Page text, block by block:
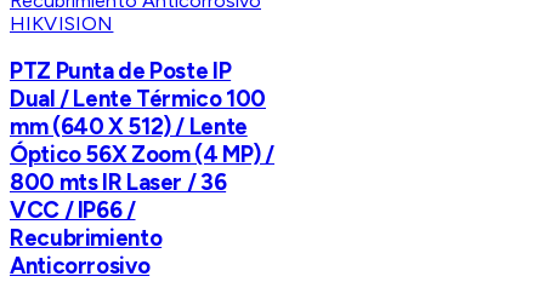
HIKVISION
PTZ Punta de Poste IP
Dual / Lente Térmico 100
mm (640 X 512) / Lente
Óptico 56X Zoom (4 MP) /
800 mts IR Laser / 36
VCC / IP66 /
Recubrimiento
Anticorrosivo